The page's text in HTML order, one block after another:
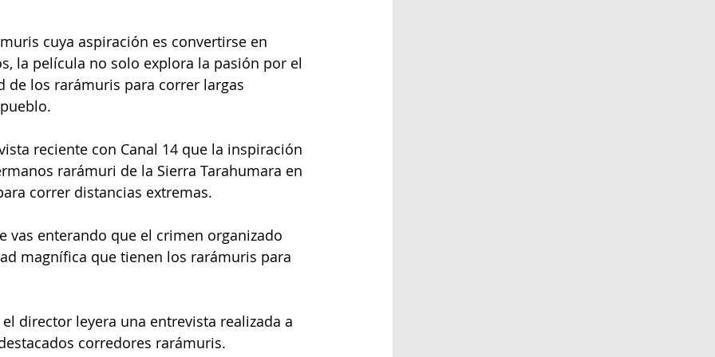
cuya aspiración es convertirse en
la película no solo explora la pasión por el
de los rarámuris para correr largas
reciente con Canal 14 que la inspiración
rarámuri de la Sierra Tarahumara en
correr distancias extremas.
vas enterando que el crimen organizado
magnífica que tienen los rarámuris para
director leyera una entrevista realizada a
corredores rarámuris.